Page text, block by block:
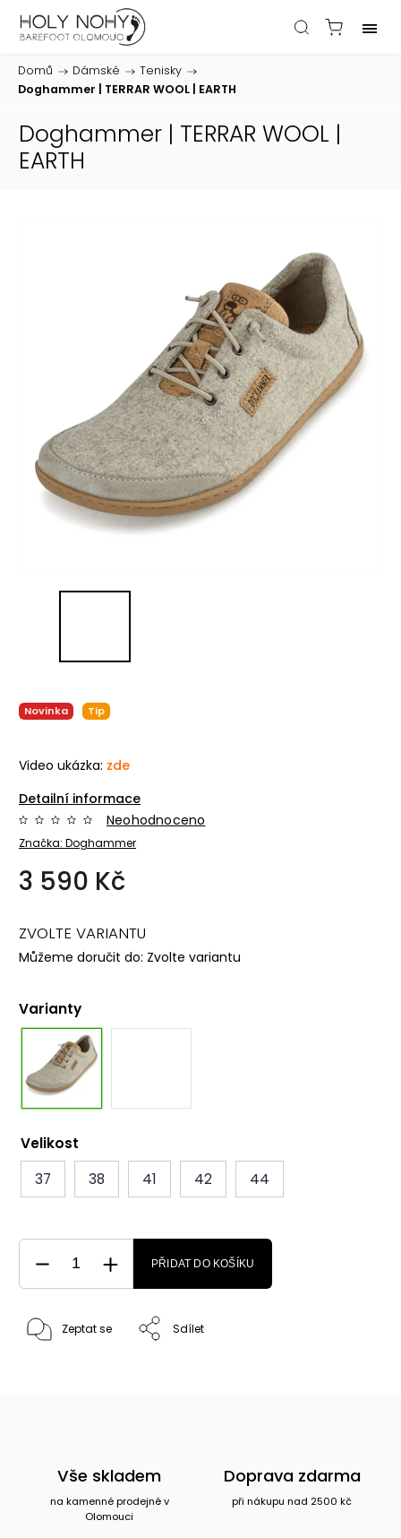
Domů / Dámské / Tenisky /
Doghammer | TERRAR WOOL | EARTH
Doghammer | TERRAR WOOL |
EARTH
Novinka Tip
Video ukázka: zde
Detailní informace
Značka: Doghammer
Neohodnoceno
Varianty
3 590 Kč
ZVOLTE VARIANTU
Můžeme doručit do: Zvolte variantu
Velikost
37
38 41 42 44
PŘIDAT DO KOŠÍKU
Zeptat se Sdílet
Vše skladem
na kamenné prodejně v
Olomouci
Doprava zdarma
při nákupu nad 2500 kč